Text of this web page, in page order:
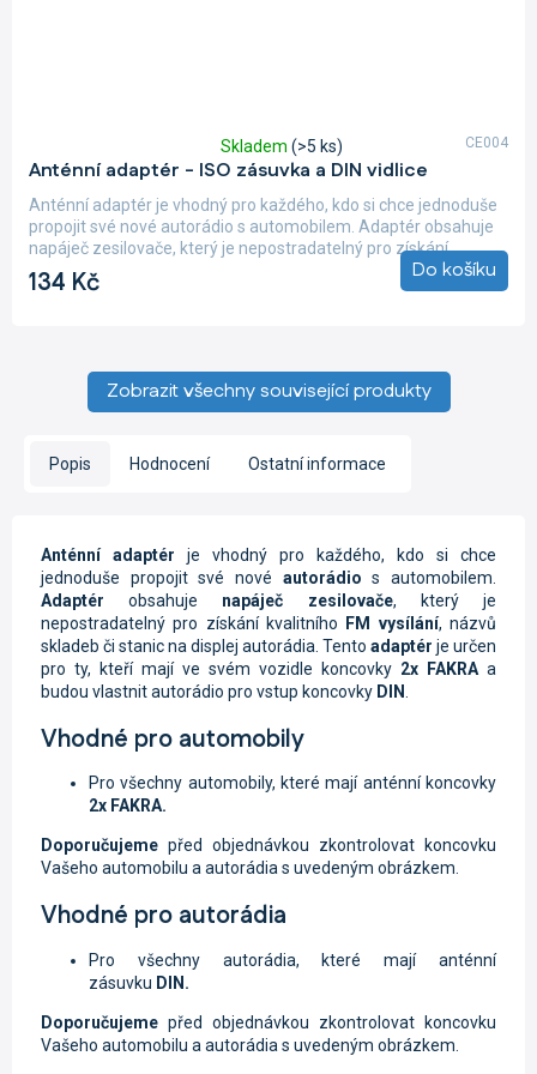
Anténní adaptér - ISO zásuvka a DIN vidlice
hodnocení
produktu
je
4,9
5
Skladem (>5 ks)
134 Kč Do košíku
Anténní adaptér je vhodný pro každého, kdo si chce jednoduše
propojit své nové autorádio s automobilem. Adaptér obsahuje
napáječ zesilovače, který je nepostradatelný pro získání...
CE004
Zobrazit všechny související produkty
Popis Hodnocení Ostatní informace
Anténní adaptér je vhodný pro každého, kdo si chce
jednoduše propojit své nové autorádio s automobilem.
Adaptér obsahuje napáječ zesilovače, který je
nepostradatelný pro získání kvalitního
FM vysílání, názvů
skladeb či stanic na displej autorádia. Tento adaptér je určen
pro ty, kteří mají ve svém vozidle koncovky 2x FAKRA a
budou vlastnit autorádio pro vstup koncovky DIN
Vhodné pro automobily
Pro všechny automobily, které mají anténní koncovky
2x FAKRA.
Doporučujeme před objednávkou zkontrolovat koncovku
Vašeho automobilu a autorádia s uvedeným obrázkem.
Vhodné pro autorádia
Pro všechny autorádia, které mají anténní
zásuvku DIN.
Doporučujeme před objednávkou zkontrolovat koncovku
Vašeho automobilu a autorádia s uvedeným obrázkem.